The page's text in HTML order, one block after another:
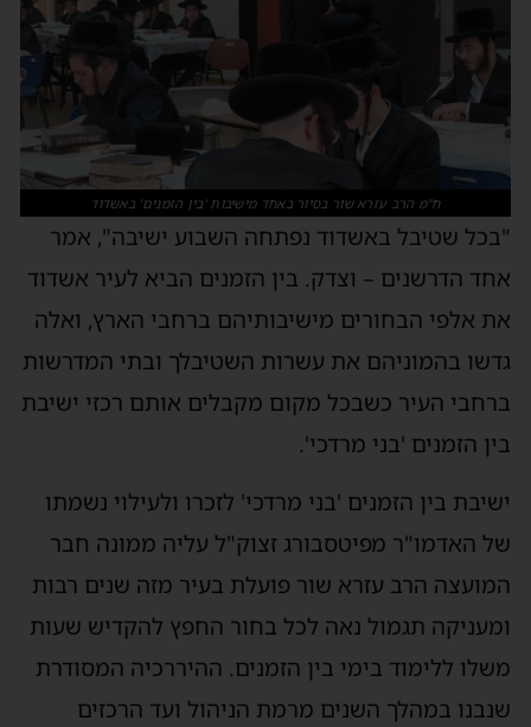
ח"מ הרב עזרא שור בסיור באחד מישיבות 'בין הזמנים' באשדוד
שטיבל באשדוד נפתחה השבוע ישיבה", אמר
הדרשנים – וצדק. בין הזמנים הביא לעיר אשדוד
אלפי הבחורים מישיבותיהם ברחבי הארץ, ואלה
בהמוניהם את עשרות השטיבלך ובתי המדרשות
העיר כשבכל מקום מקבלים אותם רכזי ישיבת
הזמנים 'בני מרדכי'.
בין הזמנים 'בני מרדכי' לזכרו ולעילוי נשמתו
האדמו"ר מפיטסבורג זצוק"ל עליה ממונה חבר
הרב עזרא שור פועלת בעיר מזה שנים רבות
תגמול נאה לכל בחור החפץ להקדיש שעות
ללימוד בימי בין הזמנים. ההיררכיה המסודרת
במהלך השנים מרמת הניהול ועד הרכזים